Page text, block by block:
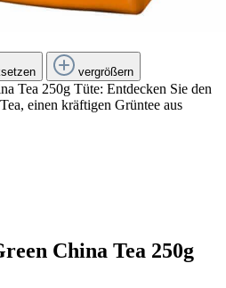
vergrößern
China Tea 250g